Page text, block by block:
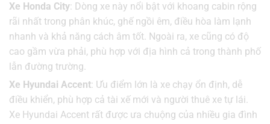
Xe Honda City: Dòng xe này nổi bật với khoang cabin rộng
rãi nhất trong phân khúc, ghế ngồi êm, điều hòa làm lạnh
nhanh và khả năng cách âm tốt. Ngoài ra, xe cũng có độ
cao gầm vừa phải, phù hợp với địa hình cả trong thành phố
lẫn đường trường.
Xe Hyundai Accent: Ưu điểm lớn là xe chạy ổn định, dễ
điều khiển, phù hợp cả tài xế mới và người thuê xe tự lái.
Xe Hyundai Accent rất được ưa chuộng của nhiều gia đình